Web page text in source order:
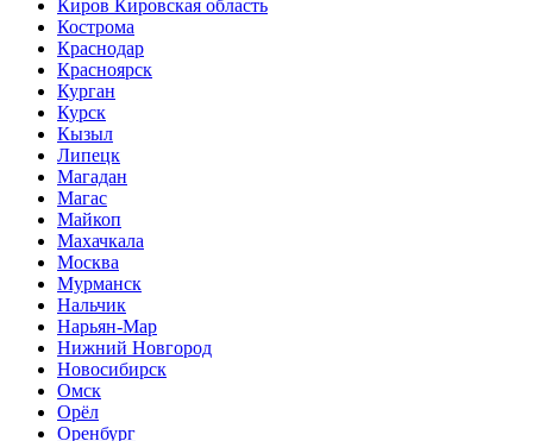
Киров Кировская область
Кострома
Краснодар
Красноярск
Курган
Курск
Кызыл
Липецк
Магадан
Магас
Майкоп
Махачкала
Москва
Мурманск
Нальчик
Нарьян-Мар
Нижний Новгород
Новосибирск
Омск
Орёл
Оренбург